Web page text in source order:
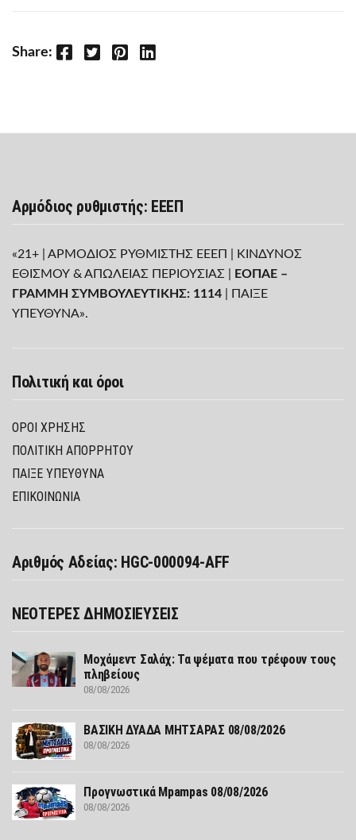
Share: Facebook Twitter Pinterest LinkedIn
Αρμόδιος ρυθμιστής: ΕΕΕΠ
«21+ | ΑΡΜΟΔΙΟΣ ΡΥΘΜΙΣΤΗΣ ΕΕΕΠ | ΚΙΝΔΥΝΟΣ
ΕΘΙΣΜΟΥ & ΑΠΩΛΕΙΑΣ ΠΕΡΙΟΥΣΙΑΣ |
ΕΟΠΑΕ –
ΓΡΑΜΜΗ ΣΥΜΒΟΥΛΕΥΤΙΚΗΣ: 1114 | ΠΑΙΞΕ
ΥΠΕΥΘΥΝΑ».
Πολιτική και όροι
ΌΡΟΙ ΧΡΉΣΗΣ
ΠΟΛΙΤΙΚΉ ΑΠΟΡΡΉΤΟΥ
ΠΑΊΞΕ ΥΠΕΎΘΥΝΑ
ΕΠΙΚΟΙΝΩΝΙΑ
Αριθμός Αδείας: HGC-000094-AFF
ΝΕΟΤΕΡΕΣ ΔΗΜΟΣΙΕΥΣΕΙΣ
Μοχάμεντ Σαλάχ: Τα ψέματα που τρέφουν τους
πληβείους
08/08/2026
ΒΑΣΙΚΗ ΔΥΑΔΑ ΜΗΤΣΑΡΑΣ 08/08/2026
08/08/2026
Προγνωστικά Mpampas 08/08/2026
08/08/2026